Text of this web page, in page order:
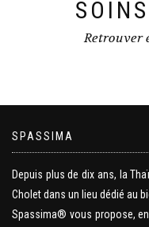
Retrouver
SPASSIMA
Depuis plus de dix ans, la
Cholet dans un lieu dédié au
Spassima® vous propose,